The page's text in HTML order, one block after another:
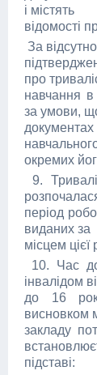
і містять
відомості
За
про
навчання в
за умови,
окремих
9.
період
виданих за
місцем цієї
10. Час
інвалідом
до 16
висновком
закладу
підставі: